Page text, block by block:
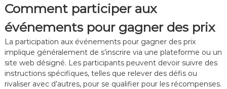
c
i
t
a
t
i
o
o
t
o
n
Comment participer aux
événements pour gagner des prix
La participation aux événements pour gagner des prix
implique généralement de s’inscrire via une plateforme ou un
site web désigné. Les participants peuvent devoir suivre des
instructions spécifiques, telles que relever des défis ou
rivaliser avec d’autres, pour se qualifier pour les récompenses.